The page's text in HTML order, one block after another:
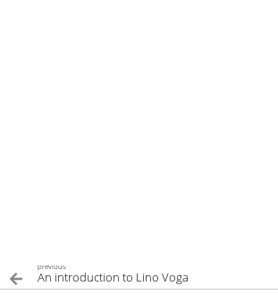
previous
An introduction to Lino Voga